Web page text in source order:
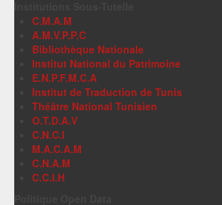
C.M.A.M
A.M.V.P.P.C
Bibliothèque Nationale
Institut National du Patrimoine
E.N.P.F.M.C.A
Institut de Traduction de Tunis
Théâtre National Tunisien
O.T.D.A.V
C.N.C.I
M.A.C.A.M
C.N.A.M
C.C.I.H